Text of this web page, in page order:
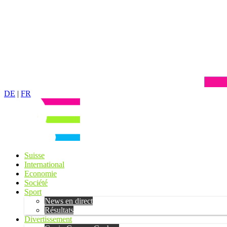
DE | FR
Suisse
International
Economie
Société
Sport
News en direct
Résultats
Divertissement